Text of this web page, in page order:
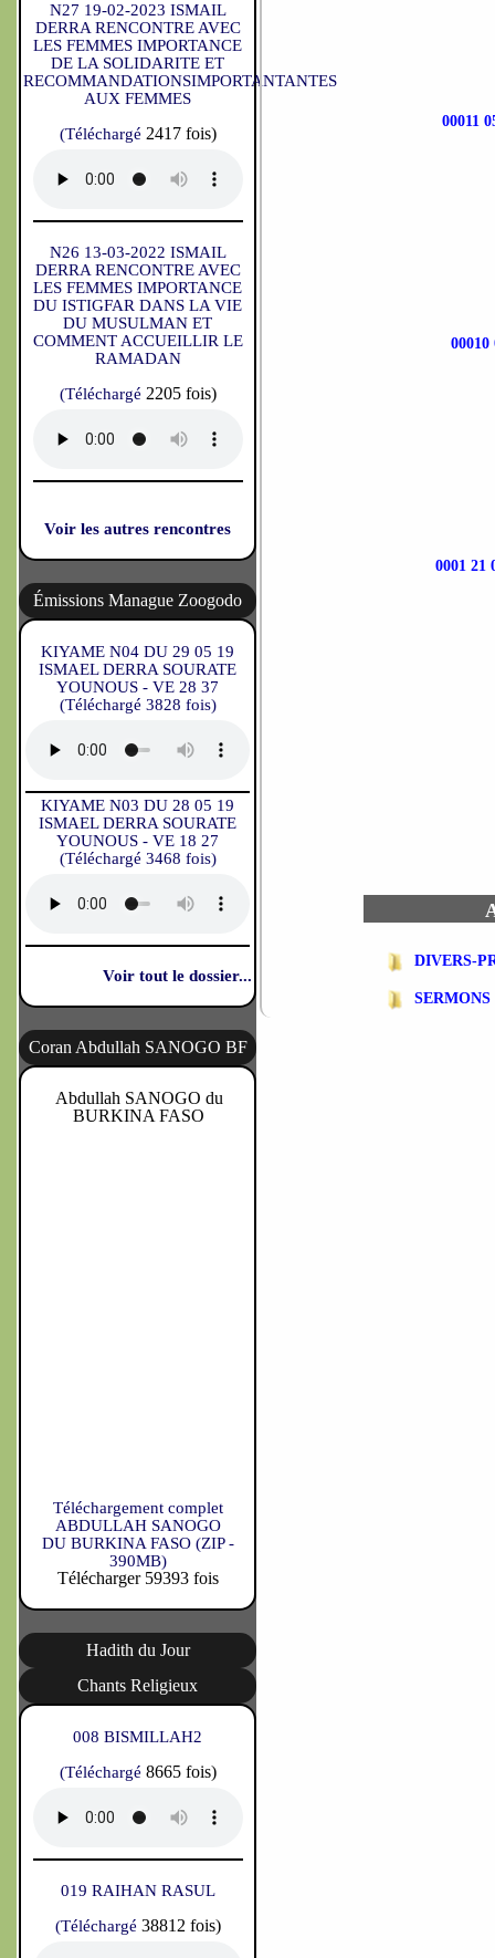
N27 19-02-2023 ISMAIL
DERRA RENCONTRE AVEC
LES FEMMES IMPORTANCE
DE LA SOLIDARITE ET
RECOMMANDATIONSIMPORTANTANTES
AUX FEMMES
(Téléchargé 2417 fois)
N26 13-03-2022 ISMAIL
DERRA RENCONTRE AVEC
LES FEMMES IMPORTANCE
DU ISTIGFAR DANS LA VIE
DU MUSULMAN ET
COMMENT ACCUEILLIR LE
RAMADAN
(Téléchargé 2205 fois)
Voir les autres rencontres
Émissions Manague Zoogodo
KIYAME N04 DU 29 05 19
ISMAEL DERRA SOURATE
YOUNOUS - VE 28 37
(Téléchargé 3828 fois)
KIYAME N03 DU 28 05 19
ISMAEL DERRA SOURATE
YOUNOUS - VE 18 27
(Téléchargé 3468 fois)
Voir tout le dossier...
Coran Abdullah SANOGO BF
Abdullah SANOGO du
BURKINA FASO
Téléchargement complet
ABDULLAH SANOGO
DU BURKINA FASO (ZIP -
390MB)
Télécharger 59393 fois
Hadith du Jour
Chants Religieux
008 BISMILLAH2
(Téléchargé 8665 fois)
019 RAIHAN RASUL
(Téléchargé 38812 fois)
00011
0001 21
DIVERS-
SERMONS